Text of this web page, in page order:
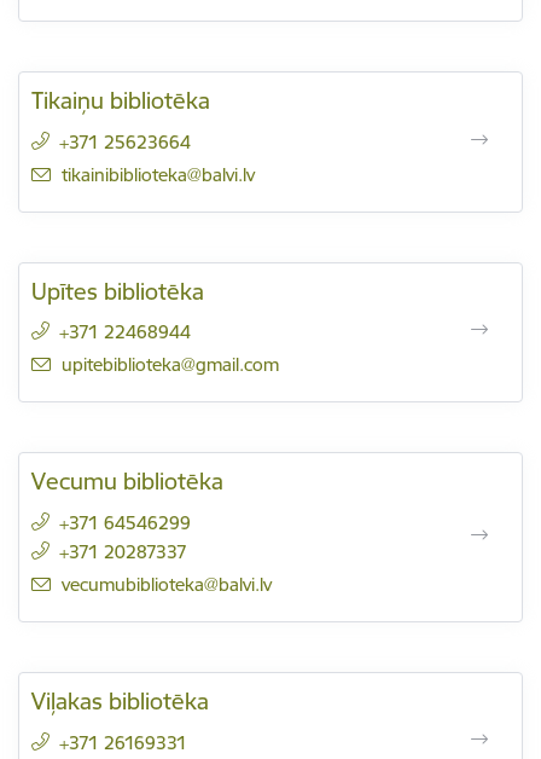
Tikaiņu bibliotēka
+371 25623664
E-pasts:
tikainibiblioteka@balvi.lv
Upītes bibliotēka
+371 22468944
E-pasts:
upitebiblioteka@gmail.com
Vecumu bibliotēka
+371 64546299
+371 20287337
E-pasts:
vecumubiblioteka@balvi.lv
Viļakas bibliotēka
+371 26169331